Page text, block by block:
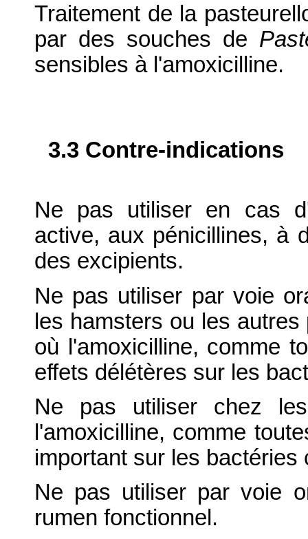
Traitement de la
par des souches de
sensibles à l'amoxicilline.
3.3 Contre-indications
Ne pas utiliser en cas
active, aux pénicillines, à
des excipients.
Ne pas utiliser par voie
les hamsters ou les
où l'amoxicilline, comme
effets délétères sur les
Ne pas utiliser chez
l'amoxicilline, comme
important sur les
Ne pas utiliser par voie
rumen fonctionnel.